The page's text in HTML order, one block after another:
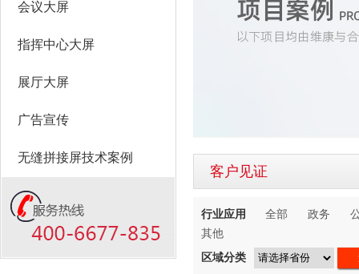
会议大屏
指挥中心大屏
展厅大屏
广告宣传
无缝拼接屏技术案例
客户见证
行业应用 全部 政务
其他
区域分类